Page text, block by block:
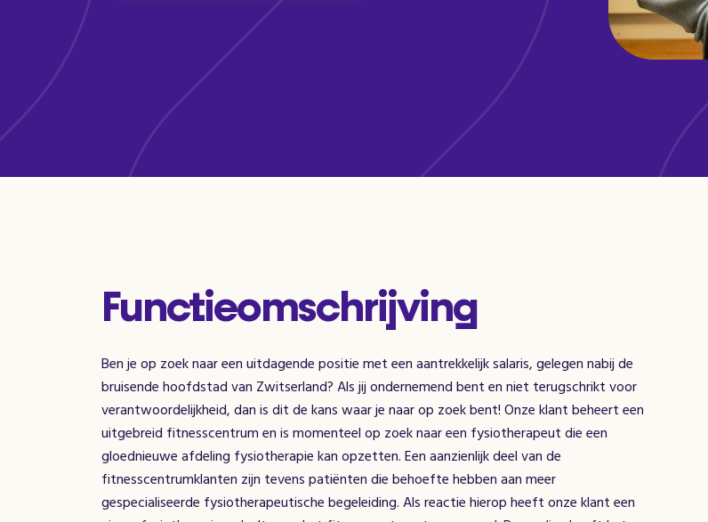
Functieomschrijving
Ben je op zoek naar een uitdagende positie met een aantrekkelijk salaris, gelegen nabij de
bruisende hoofdstad van Zwitserland? Als jij ondernemend bent en niet terugschrikt voor
verantwoordelijkheid, dan is dit de kans waar je naar op zoek bent! Onze klant beheert een
uitgebreid fitnesscentrum en is momenteel op zoek naar een fysiotherapeut die een
gloednieuwe afdeling fysiotherapie kan opzetten. Een aanzienlijk deel van de
fitnesscentrumklanten zijn tevens patiënten die behoefte hebben aan meer
gespecialiseerde fysiotherapeutische begeleiding. Als reactie hierop heeft onze klant een